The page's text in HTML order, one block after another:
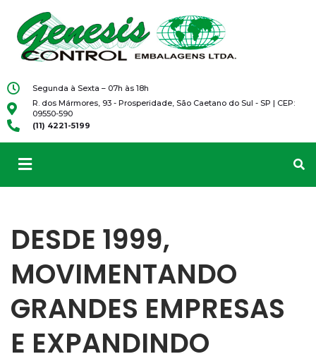
Segunda à Sexta – 07h às 18h
R. dos Mármores, 93 - Prosperidade, São Caetano do Sul - SP | CEP:
09550-590
(11) 4221-5199
DESDE 1999,
MOVIMENTANDO
GRANDES EMPRESAS
E EXPANDINDO